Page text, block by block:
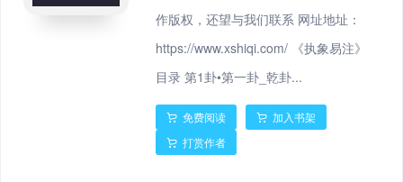
作版权，还望与我们联系 网址地址：
https://www.xshiqi.com/ 《执象易注》
目录 第1卦•第一卦_乾卦...
免费阅读
加入书架
打赏作者